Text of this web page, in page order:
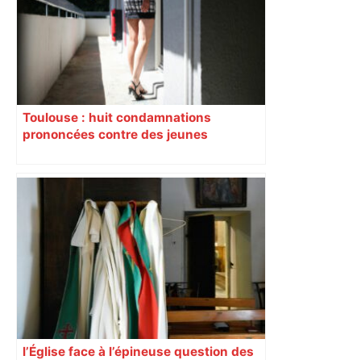
Toulouse : huit condamnations
prononcées contre des jeunes
l’Église face à l’épineuse question des